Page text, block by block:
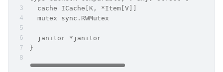
  cache ICache[K, *Item[V]]
  mutex sync.RWMutex
  janitor *janitor
}